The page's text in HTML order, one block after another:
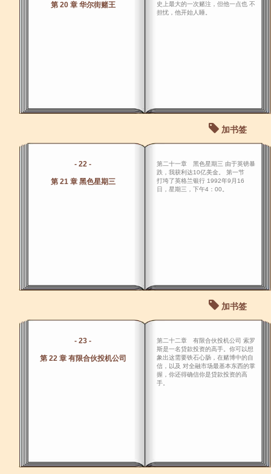
第 20 章 华尔街赌王
史上最大的一次赌注，但他一点也 不
担忧，他开始人睡。
加书签
- 22 -
第 21 章 黑色星期三
第二十一章 黑色星期三 由于英镑暴
跌，我获利达10亿美金。 第一节
打垮了英格兰银行 1992年9月16
日，星期三，下午4：00。
加书签
- 23 -
第 22 章 有限合伙投机公司
第二十二章 有限合伙投机公司 索罗
斯是一名贷款投资的高手。你可以想
象出这需要铁石心肠，在赌博中的自
信，以及 对全融市场最基本东西的掌
握，你还得确信你是贷款投资的高
手。